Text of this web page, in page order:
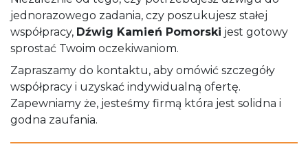
jednorazowego zadania, czy poszukujesz stałej
współpracy, Dźwig Kamień Pomorski jest gotowy
sprostać Twoim oczekiwaniom.
Zapraszamy do kontaktu, aby omówić szczegóły
współpracy i uzyskać indywidualną ofertę.
Zapewniamy że, jesteśmy firmą która jest solidna i
godna zaufania.